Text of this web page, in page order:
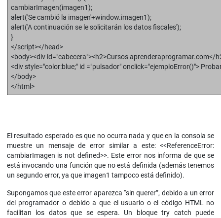
cambiarImagen(imagen1);
alert('Se cambió la imagen'+window.imagen1);
alert('A continuación se le solicitarán los datos fiscales');
}
</script></head>
<body><div id="cabecera"><h2>Cursos aprenderaprogramar.com</
<div style="color:blue;" id ="pulsador" onclick="ejemploError()">
</body>
</html>
El resultado esperado es que no ocurra nada y que en la consola se
muestre un mensaje de error similar a este: <<ReferenceError:
cambiarImagen is not defined>>. Este error nos informa de que se
está invocando una función que no está definida (además tenemos
un segundo error, ya que imagen1 tampoco está definido).
Supongamos que este error aparezca “sin querer”, debido a un error
del programador o debido a que el usuario o el código HTML no
facilitan los datos que se espera. Un bloque try catch puede